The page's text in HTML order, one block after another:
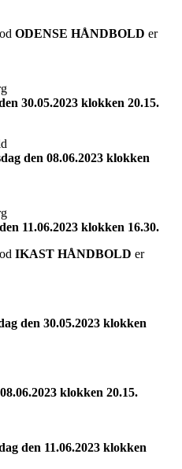
ODENSE HÅNDBOLD er
Esbjerg
30.05.2023 klokken 20.15.
den 08.06.2023 klokken
Esbjerg
11.06.2023 klokken 16.30.
IKAST HÅNDBOLD er
den 30.05.2023 klokken
Esbjerg
klokken 20.15.
den 11.06.2023 klokken